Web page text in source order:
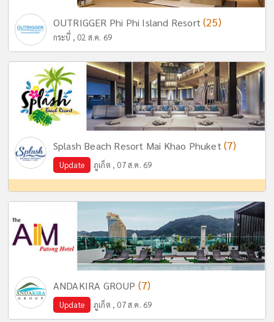
OUTRIGGER Phi Phi Island Resort(25)
กระบี่ , 02 ส.ค. 69
Splash Beach Resort Mai Khao Phuket (7)
Update ภูเก็ต , 07 ส.ค. 69
ANDAKIRA GROUP (7)
Update ภูเก็ต , 07 ส.ค. 69